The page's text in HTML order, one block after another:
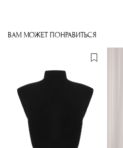
ВАМ МОЖЕТ ПОНРАВИТЬСЯ